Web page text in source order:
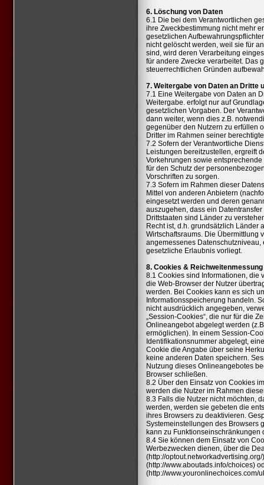
6. Löschung von Daten
6.1 Die bei dem Verantwortlichen
ihre Zweckbestimmung nicht mehr
gesetzlichen
nicht gelöscht werden, weil sie für
sind, wird deren Verarbeitung
für andere Zwecke verarbeitet. Das
steuerrechtlichen Gründen
7. Weitergabe von Daten an Dritte
7.1 Eine Weitergabe von Daten an
Weitergabe. erfolgt nur auf
gesetzlichen Vorgaben. Der
dann weiter, wenn dies z.B.
gegenüber den Nutzern zu erfüllen
Dritter im Rahmen seiner
7.2 Sofern der Verantwortliche
Leistungen bereitzustellen, ergreift
Vorkehrungen sowie
für den Schutz der
Vorschriften zu sorgen.
7.3 Sofern im Rahmen dieser
Mittel von anderen Anbietern
eingesetzt werden und deren
auszugehen, dass ein
Drittstaaten sind Länder zu
Recht ist, d.h. grundsätzlich Länder
Wirtschaftsraums. Die Übermittlung
angemessenes
gesetzliche Erlaubnis vorliegt.
8. Cookies & Reichweitenmessung
8.1 Cookies sind Informationen, die
die Web-Browser der Nutzer
werden. Bei Cookies kann es sich
Informationsspeicherung handeln.
nicht ausdrücklich angegeben,
„Session-Cookies“, die nur für die
Onlineangebot abgelegt werden
ermöglichen). In einem Session-
Identifikationsnummer abgelegt,
Cookie die Angabe über seine
keine anderen Daten speichern.
Nutzung dieses Onlineangebotes
Browser schließen.
8.2 Über den Einsatz von Cookies
werden die Nutzer im Rahmen
8.3 Falls die Nutzer nicht möchten,
werden, werden sie gebeten die
ihres Browsers zu deaktivieren.
Systemeinstellungen des Browsers
kann zu
8.4 Sie können dem Einsatz von
Werbezwecken dienen, über die
(http://optout.networkadvertising.org/
(http://www.aboutads.info/choices)
(http://www.youronlinechoices.com/